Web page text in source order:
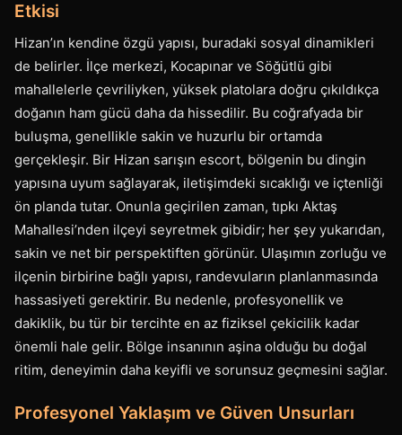
Etkisi
Hizan’ın kendine özgü yapısı, buradaki sosyal dinamikleri
de belirler. İlçe merkezi, Kocapınar ve Söğütlü gibi
mahallelerle çevriliyken, yüksek platolara doğru çıkıldıkça
doğanın ham gücü daha da hissedilir. Bu coğrafyada bir
buluşma, genellikle sakin ve huzurlu bir ortamda
gerçekleşir. Bir Hizan sarışın escort, bölgenin bu dingin
yapısına uyum sağlayarak, iletişimdeki sıcaklığı ve içtenliği
ön planda tutar. Onunla geçirilen zaman, tıpkı Aktaş
Mahallesi’nden ilçeyi seyretmek gibidir; her şey yukarıdan,
sakin ve net bir perspektiften görünür. Ulaşımın zorluğu ve
ilçenin birbirine bağlı yapısı, randevuların planlanmasında
hassasiyeti gerektirir. Bu nedenle, profesyonellik ve
dakiklik, bu tür bir tercihte en az fiziksel çekicilik kadar
önemli hale gelir. Bölge insanının aşina olduğu bu doğal
ritim, deneyimin daha keyifli ve sorunsuz geçmesini sağlar.
Profesyonel Yaklaşım ve Güven Unsurları